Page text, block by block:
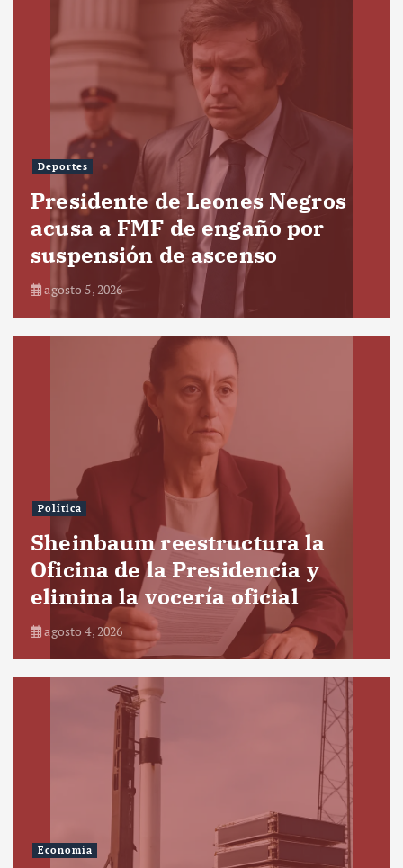
Deportes
Presidente de Leones Negros
acusa a FMF de engaño por
suspensión de ascenso
agosto 5, 2026
Política
Sheinbaum reestructura la
Oficina de la Presidencia y
elimina la vocería oficial
agosto 4, 2026
Economía